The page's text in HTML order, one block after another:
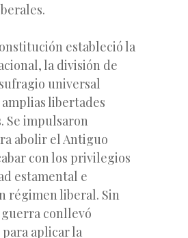
estableció la
la división de
universal
libertades
Se impulsaron
abolir el Antiguo
con los privilegios
estamental e
régimen liberal. Sin
conllevó
aplicar la